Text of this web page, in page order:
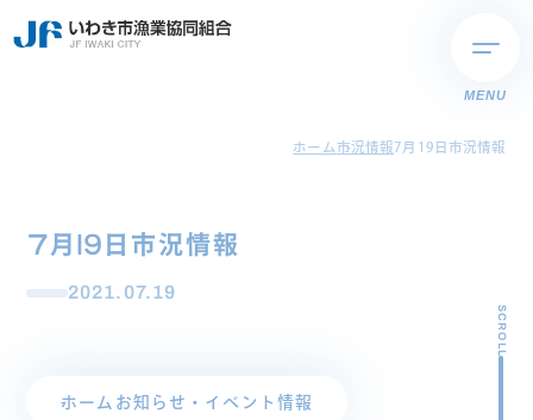
MENU
ホーム市況情報7月19日市況情報
7月19日市況情報
2021.07.19
ホーム お知らせ・イベント情報
SCROLL